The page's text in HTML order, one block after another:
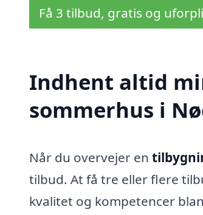
Få 3 tilbud, gratis og
Indhent altid
sommerhus i
Når du overvejer en
tilbud. At få tre eller flere
kvalitet og kompetencer